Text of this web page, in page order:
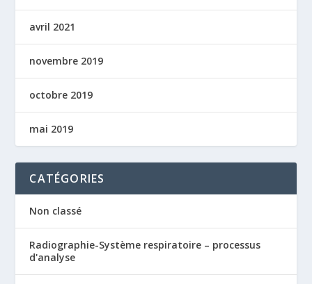
avril 2021
novembre 2019
octobre 2019
mai 2019
CATÉGORIES
Non classé
Radiographie-Système respiratoire – processus
d'analyse